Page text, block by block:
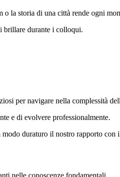
la storia di una città rende ogni
brillare durante i colloqui.
per navigare nella complessità
e di evolvere professionalmente.
modo duraturo il nostro rapporto con
nelle conoscenze fondamentali.